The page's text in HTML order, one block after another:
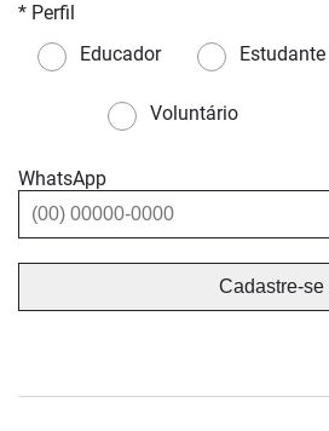
* Perfil
Educador
Estudante
Voluntário
WhatsApp